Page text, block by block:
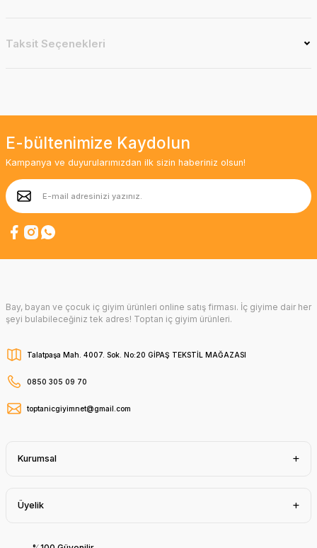
Taksit Seçenekleri
E-bültenimize Kaydolun
Kampanya ve duyurularımızdan ilk sizin haberiniz olsun!
Bay, bayan ve çocuk iç giyim ürünleri online satış firması. İç giyime dair her
şeyi bulabileceğiniz tek adres! Toptan iç giyim ürünleri.
Talatpaşa Mah. 4007. Sok. No:20 GİPAŞ TEKSTİL MAĞAZASI
0850 305 09 70
toptanicgiyimnet@gmail.com
Kurumsal
Üyelik